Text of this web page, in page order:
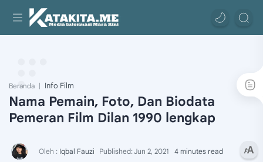
Beranda Info Film
Nama Pemain, Foto, Dan Biodata
Pemeran Film Dilan 1990 lengkap
4 minutes read